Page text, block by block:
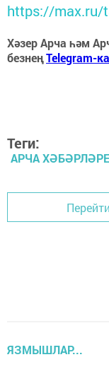
https://max.ru/
Хәзер Арча һәм
безнеңTelegram-
Теги:
АРЧА ХӘБӘРЛӘРЕ
ЯЗМЫШЛАР...